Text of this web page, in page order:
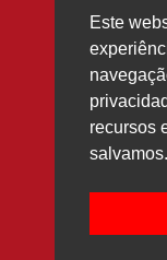
Este
recursos
salvamos.